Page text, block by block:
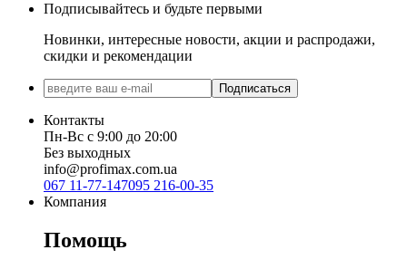
Подписывайтесь и будьте первыми
Новинки, интересные новости, акции и распродажи,
скидки и рекомендации
Подписаться
Контакты
Пн-Вс с 9:00 до 20:00
Без выходных
info@profimax.com.ua
067 11-77-147095 216-00-35
Компания
Помощь